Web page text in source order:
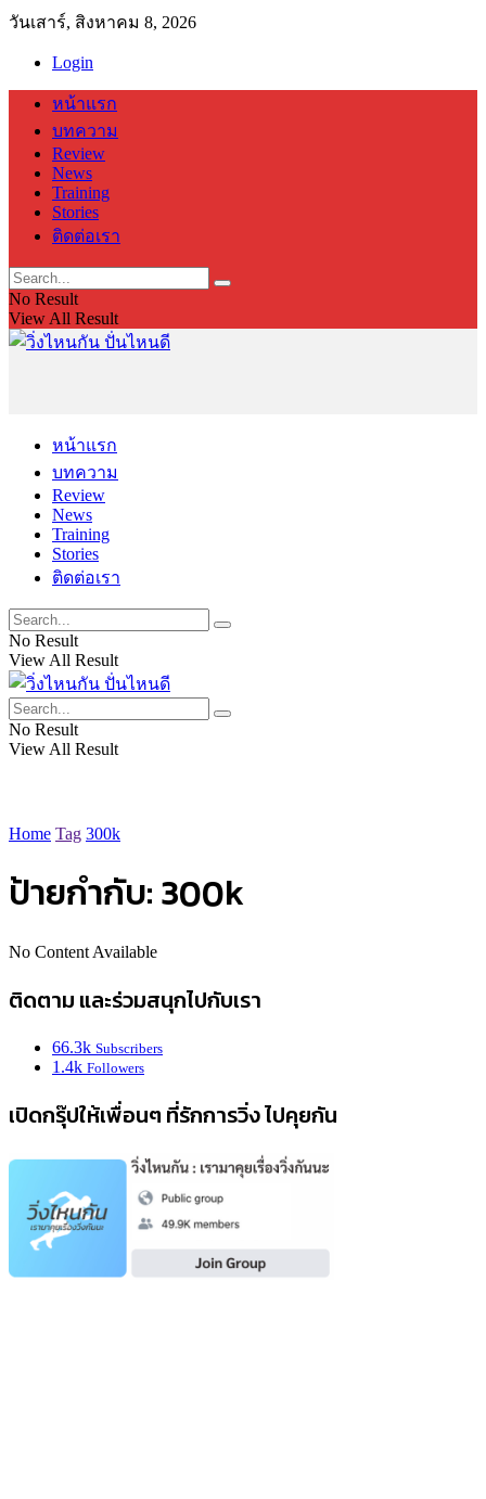
วันเสาร์, สิงหาคม 8, 2026
Login
หน้าแรก
บทความ
Review
News
Training
Stories
ติดต่อเรา
No Result
View All Result
หน้าแรก
บทความ
Review
News
Training
Stories
ติดต่อเรา
No Result
View All Result
No Result
View All Result
Home Tag 300k
ป้ายกำกับ:300k
No Content Available
ติดตาม และร่วมสนุกไปกับเรา
66.3k Subscribers
1.4k Followers
เปิดกรุ๊ปให้เพื่อนๆ ที่รักการวิ่ง ไปคุยกัน